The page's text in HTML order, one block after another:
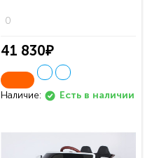
0
41 830₽
Наличие: Есть в наличии